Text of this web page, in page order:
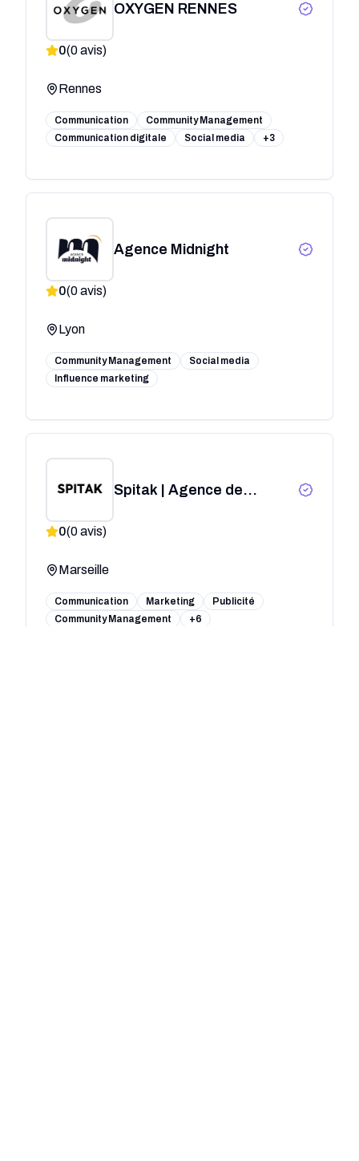
OXYGEN RENNES
0(0avis)
Rennes
Communication
Community Management
Communication digitale
Social media +3
Agence Midnight
0(0avis)
Lyon
Community Management
Social media
Influence marketing
Spitak | Agence de
0(0avis)
Marseille
Communication Marketing
Publicité
Community Management
+6